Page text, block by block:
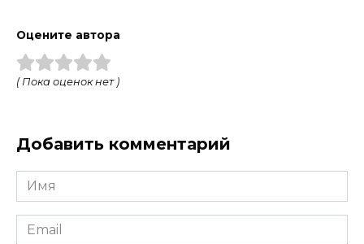
Оцените автора
( Пока оценок нет )
Добавить комментарий
Имя
*
Email